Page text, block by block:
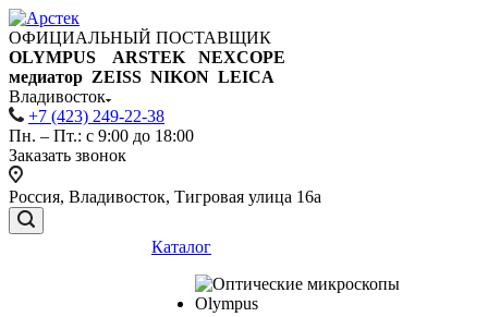
ОФИЦИАЛЬНЫЙ ПОСТАВЩИК
OLYMPUS ARSTEK NEXCOPE
медиатор ZEISS NIKON LEICA
Владивосток
+7 (423) 249-22-38
Пн. – Пт.: с 9:00 до 18:00
Заказать звонок
Россия, Владивосток, Тигровая улица 16а
Каталог